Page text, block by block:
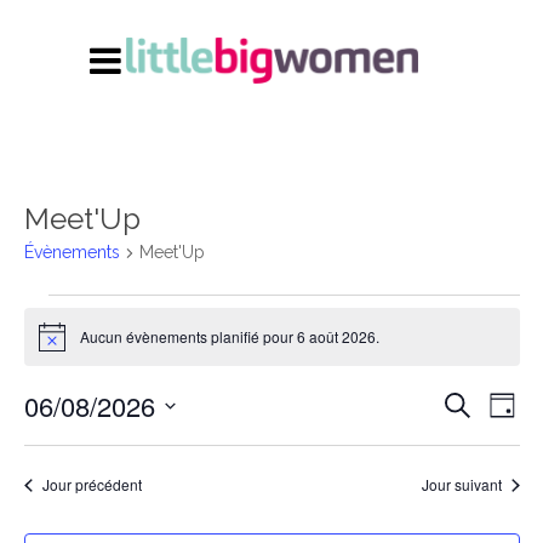
Meet'Up
Évènements Meet'Up
for
août
Notice Aucun évènements planifié pour 6 août 2026.
et
Recherche
de
vues
Jour
06/08/2026
Sélectionnez
uneJour précédent Jour suivant